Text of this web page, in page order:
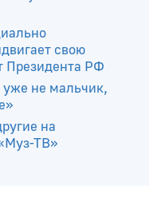
пройдет
по 3 ноября
во